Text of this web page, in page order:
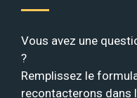
Vous avez une
?
Remplissez le
recontacterons dans